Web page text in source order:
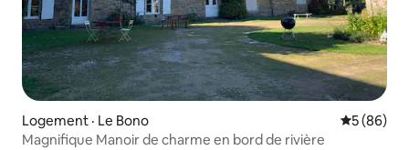
Logement · Le Bono Note
5 (86)
Magnifique Manoir de charme en bord de rivière